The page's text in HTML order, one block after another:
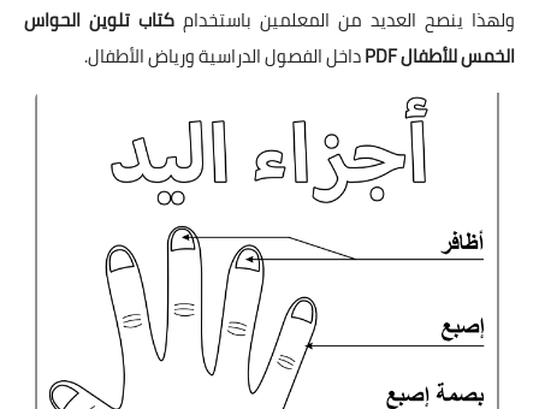
ولهذا ينصح العديد من المعلمين باستخدام كتاب تلوين الحواس
الخمس للأطفال PDF
داخل الفصول الدراسية ورياض الأطفال.